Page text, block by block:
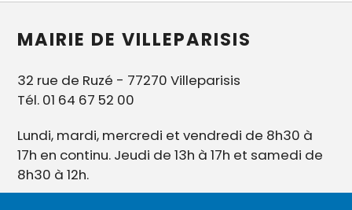
MAIRIE DE VILLEPARISIS
32 rue de Ruzé - 77270 Villeparisis
Tél. 01 64 67 52 00
Lundi, mardi, mercredi et vendredi de 8h30 à
17h en continu. Jeudi de 13h à 17h et samedi de
8h30 à 12h.